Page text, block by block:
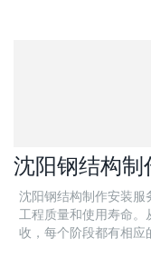
沈阳钢结构制
项盘点
沈阳钢结构制作安装服
工程质量和使用寿命。
收，每个阶段都有相应